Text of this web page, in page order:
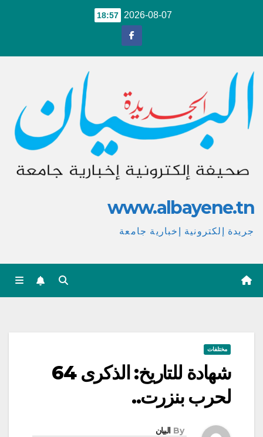
2026-08-07
18:57
www.albayene.tn
جريدة إلكترونية إخبارية جامعة
مختلفات
شهادة للتاريخ: الذكرى 64
لحرب بنزرت..
By البيان